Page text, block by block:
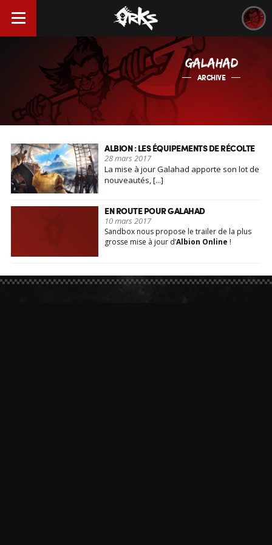
GALAHAD
ARCHIVE
ALBION : LES ÉQUIPEMENTS DE RÉCOLTE
28 mars 2017
La mise à jour Galahad apporte son lot de
nouveautés, [...]
EN ROUTE POUR GALAHAD
10 mars 2017
Sandbox nous propose le trailer de la plus
grosse mise à jour d’Albion Online !